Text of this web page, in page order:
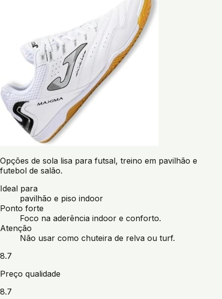
Opções de sola lisa para futsal, treino em pavilhão e
futebol de salão.
Ideal para
pavilhão e piso indoor
Ponto forte
Foco na aderência indoor e conforto.
Atenção
Não usar como chuteira de relva ou turf.
8.7
Preço qualidade
8.7